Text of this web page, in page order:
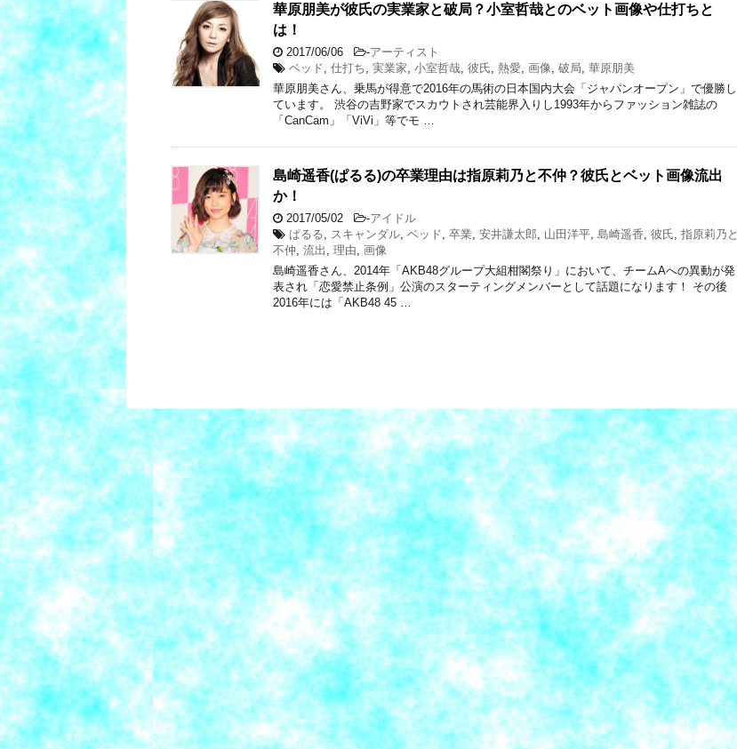
華原朋美が彼氏の実業家と破局？小室哲哉とのベット画像や仕打ちと
は！
2017/06/06 -アーティスト
ベッド 仕打ち 実業家 小室哲哉 彼氏 熱愛 画像 破局 華原朋美
華原朋美さん、乗馬が得意で2016年の馬術の日本国内大会「ジャパンオープン」で優勝し
ています。 渋谷の吉野家でスカウトされ芸能界入りし1993年からファッション雑誌の
「CanCam」「ViVi」等でモ …
島崎遥香(ぱるる)の卒業理由は指原莉乃と不仲？彼氏とベット画像流出
か！
2017/05/02 -アイドル
ぱるる
スキャンダル ベッド 卒業 安井謙太郎 山田洋平 島崎遥香 彼氏 指原莉乃と
不仲 流出 理由 画像
島崎遥香さん、2014年「AKB48グループ大組柑閣祭り」において、チームAへの異動が発
表され「恋愛禁止条例」公演のスターティングメンバーとして話題になります！ その後
2016年には「AKB48 45 …